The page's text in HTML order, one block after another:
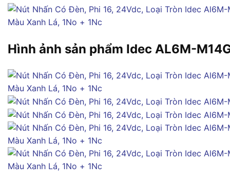
Hình ảnh sản phẩm Idec AL6M-